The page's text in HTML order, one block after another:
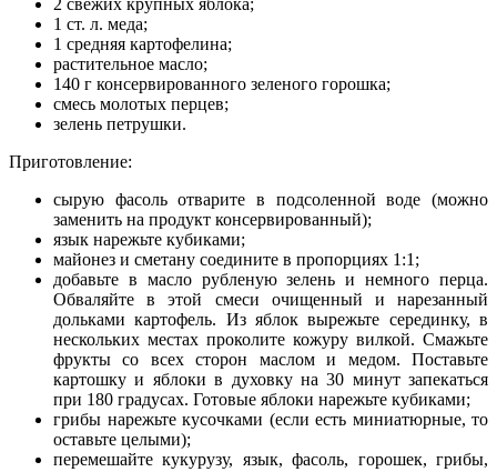
2 свежих крупных яблока;
1 ст. л. меда;
1 средняя картофелина;
растительное масло;
140 г консервированного зеленого горошка;
смесь молотых перцев;
зелень петрушки.
Приготовление:
сырую фасоль отварите в подсоленной воде (можно
заменить на продукт консервированный);
язык нарежьте кубиками;
майонез и сметану соедините в пропорциях 1:1;
добавьте в масло рубленую зелень и немного перца.
Обваляйте в этой смеси очищенный и нарезанный
дольками картофель. Из яблок вырежьте серединку, в
нескольких местах проколите кожуру вилкой. Смажьте
фрукты со всех сторон маслом и медом. Поставьте
картошку и яблоки в духовку на 30 минут запекаться
при 180 градусах. Готовые яблоки нарежьте кубиками;
грибы нарежьте кусочками (если есть миниатюрные, то
оставьте целыми);
перемешайте кукурузу, язык, фасоль, горошек, грибы,